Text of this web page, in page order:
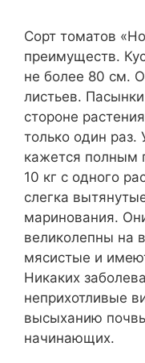
Сорт томатов
преимуществ.
не более 80 см.
листьев.
стороне
только один раз.
кажется полным
10 кг с одного
слегка
маринования.
великолепны на
мясистые и
Никаких
неприхотливые
высыханию
начинающих.